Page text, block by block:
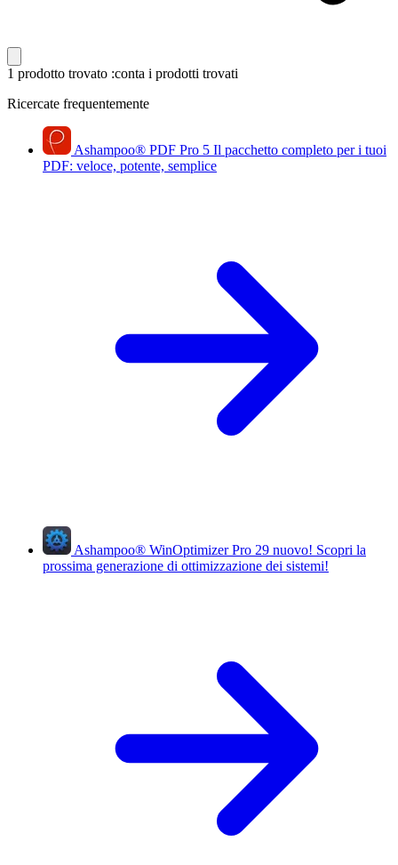
1 prodotto trovato :conta i prodotti trovati
Ricercate frequentemente
Ashampoo® PDF Pro 5 Il pacchetto completo per i tuoi
PDF: veloce, potente, semplice
Ashampoo® WinOptimizer Pro 29 nuovo! Scopri la
prossima generazione di ottimizzazione dei sistemi!